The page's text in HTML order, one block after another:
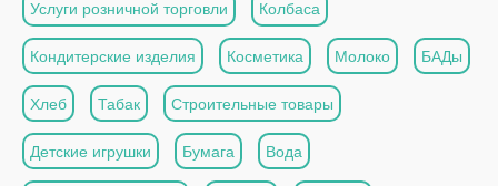
Услуги розничной торговли Колбаса
Кондитерские изделия Косметика Молоко БАДы
Хлеб Табак Строительные товары
Детские игрушки Бумага Вода